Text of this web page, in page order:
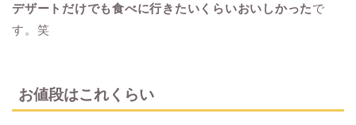
デザートだけでも食べに行きたいくらいおいしかったで
す。笑
お値段はこれくらい